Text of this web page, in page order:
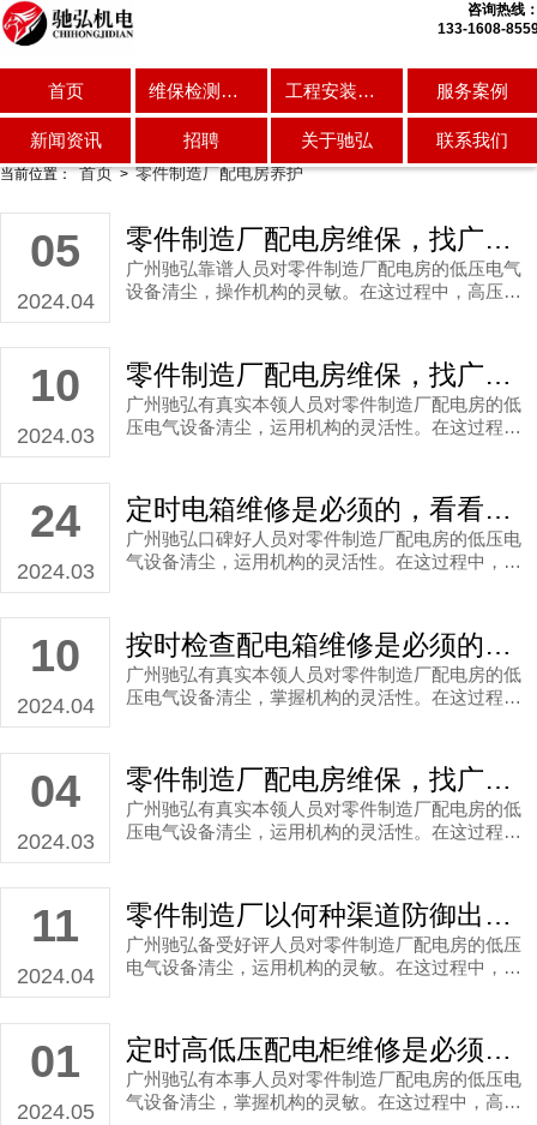
咨询热线
133-1608-
首页 维保检测服务 工程安装维修 服务案例
新闻资讯 招聘 关于驰弘 联系我们
维保检测服务 工程安装维修 服务案例
当前位置：首页 >零件制造厂配电房养护
05
2024.04
零件制造厂配电房维保，找广州靠谱人员指导定时配电房维修服务
广州驰弘靠谱人员对零件制造厂配电房的低压电气
设备清尘，操作机构的灵敏。在这过程中，高压设
10
2024.03
零件制造厂配电房维保，找广州有真实本领人员指示如期配电房养护服务
广州驰弘有真实本领人员对零件制造厂配电房的低
压电气设备清尘，运用机构的灵活性。在这过程
24
2024.03
定时电箱维修是必须的，看看零件制造厂月度配电房维保
广州驰弘口碑好人员对零件制造厂配电房的低压电
气设备清尘，运用机构的灵活性。在这过程中，高
10
2024.04
按时检查配电箱维修是必须的，看看零件制造厂月度配电房维保
广州驰弘有真实本领人员对零件制造厂配电房的低
压电气设备清尘，掌握机构的灵活性。在这过程
行。
04
2024.03
零件制造厂配电房维保，找广州有真实本领人员提出按期高低压配电柜维修服务
广州驰弘有真实本领人员对零件制造厂配电房的低
压电气设备清尘，运用机构的灵活性。在这过程
行。
11
2024.04
零件制造厂以何种渠道防御出现电压偏差现象？配电房维保工作刻不待时
广州驰弘备受好评人员对零件制造厂配电房的低压
电气设备清尘，运用机构的灵敏。在这过程中，高
01
2024.05
定时高低压配电柜维修是必须的，看看零件制造厂月度配电房维保
广州驰弘有本事人员对零件制造厂配电房的低压电
气设备清尘，掌握机构的灵敏。在这过程中，高压